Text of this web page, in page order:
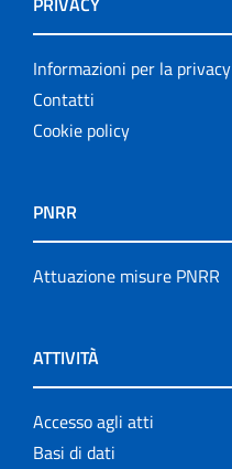
Informazioni per la privacy
Contatti
Cookie policy
PNRR
Attuazione misure PNRR
ATTIVITÀ
Accesso agli atti
Basi di dati